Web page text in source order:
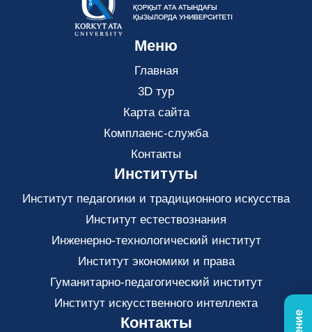
Меню
Главная
3D тур
Карта сайта
Комплаенс-служба
Контакты
Институты
Институт педагогики и традиционного искусства
Институт естествознания
Инженерно-технологический институт
Институт экономики и права
Гуманитарно-педагогический институт
Институт искусственного интеллекта
Контакты